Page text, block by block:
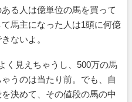
る人は億単位の馬を買って
馬主になった人は1頭に何億
ないよ。
く見えちゃうし、500万の馬
うのは当たり前。でも、自
決めて、その値段の馬の中